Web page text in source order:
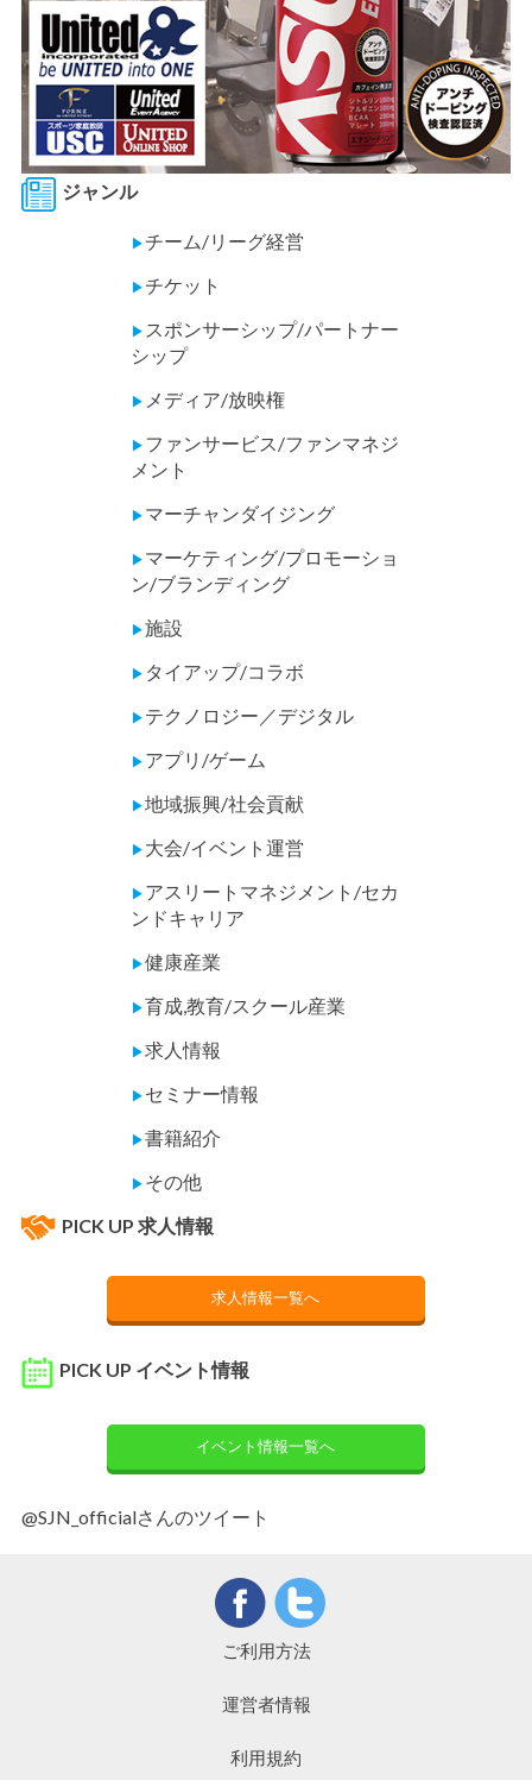
ジャンル
▶チーム/リーグ経営
▶チケット
▶ スポンサーシップ/パートナー
シップ
▶ メディア/放映権
▶ ファンサービス/ファンマネジ
メント
▶ マーチャンダイジング
▶ マーケティング/プロモーショ
ン/ブランディング
▶施設
▶ タイアップ/コラボ
▶ テクノロジー／デジタル
▶ アプリ/ゲーム
▶地域振興/社会貢献
▶ 大会/イベント運営
▶ アスリートマネジメント/セカ
ンドキャリア
▶健康産業
▶育成,教育/スクール産業
▶求人情報
▶ セミナー情報
▶書籍紹介
▶ その他
PICK UP 求人情報
求人情報一覧へ
PICK UP イベント情報
イベント情報一覧へ
@SJN_officialさんのツイート
ご利用方法
運営者情報
利用規約